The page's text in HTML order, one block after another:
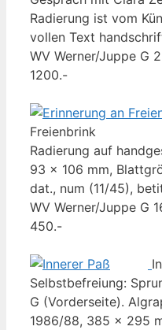
Radierung ist vom
vollen Text
WV Werner/Juppe G
1200.-
Freienbrink
Radierung auf
93 x 106 mm,
dat., num (11/45),
WV Werner/Juppe G
450.-
Selbstbefreiung:
G (Vorderseite).
1986/88, 385 x 295